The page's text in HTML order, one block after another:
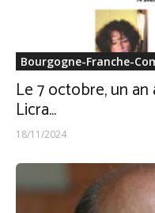
Bourgogne-Franche-
Le 7 octobre, un
Licra...
18/11/2024